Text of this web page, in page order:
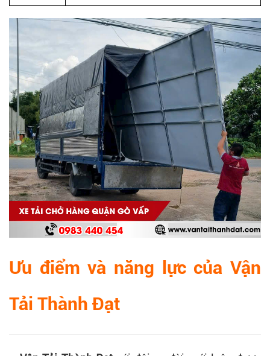
Ưu điểm và năng lực của Vận
Tải Thành Đạt